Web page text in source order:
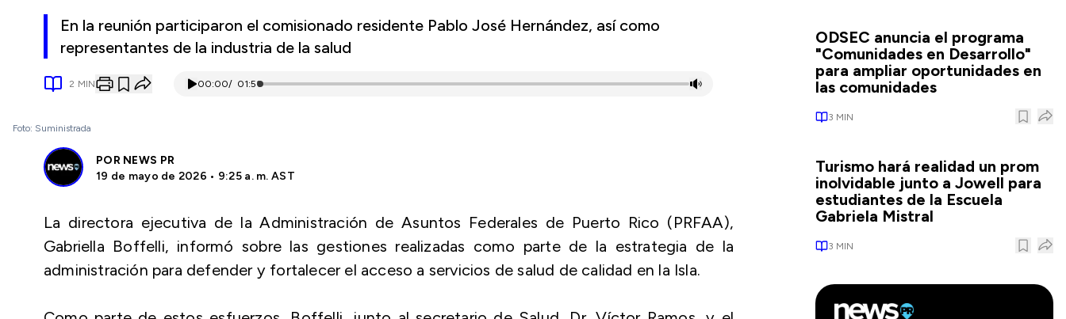
En la reunión participaron el comisionado residente Pablo José Hernández, así como
representantes de la industria de la salud
2 MIN 00:00/ 01:51
Foto: Suministrada
POR NEWS PR
19 de mayo de 2026 • 9:25 a. m. AST
La directora ejecutiva de la Administración de Asuntos Federales de Puerto Rico (PRFAA),
Gabriella Boffelli, informó sobre las gestiones realizadas como parte de la estrategia de la
administración para defender y fortalecer el acceso a servicios de salud de calidad en la Isla.
ODSEC anuncia el programa
"Comunidades en Desarrollo"
para ampliar oportunidades en
las comunidades
3 MIN
Turismo hará realidad un prom
inolvidable junto a Jowell para
estudiantes de la Escuela
Gabriela Mistral
3 MIN